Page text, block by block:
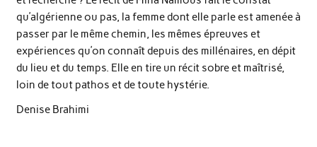
qu’algérienne ou pas, la femme dont elle parle est amenée à
passer par le même chemin, les mêmes épreuves et
expériences qu’on connaît depuis des millénaires, en dépit
du lieu et du temps. Elle en tire un récit sobre et maîtrisé,
loin de tout pathos et de toute hystérie.
Denise Brahimi